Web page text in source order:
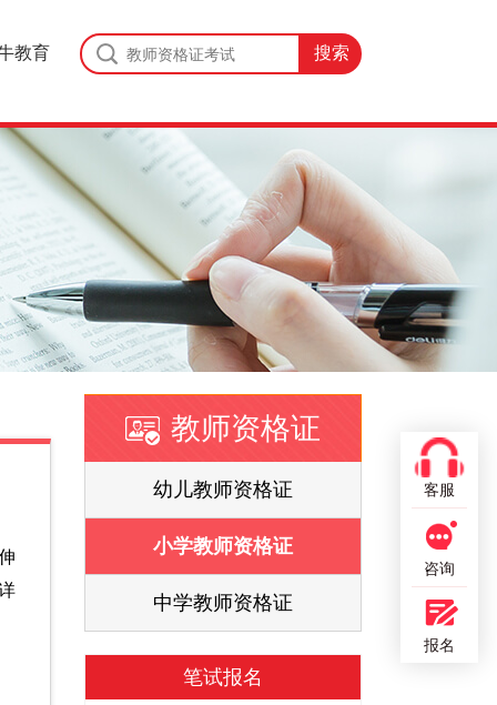
教育
教师资格证
幼儿教师资格证
小学教师资格证
中学教师资格证
笔试报名
客服
咨询
报名